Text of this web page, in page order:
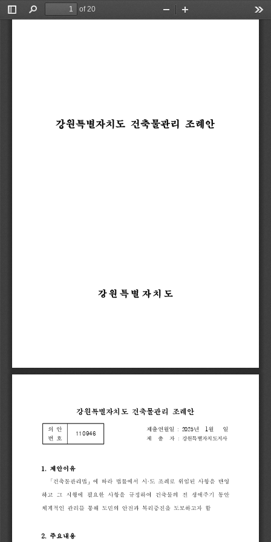
Toggle
Find
of 20
Zoom
강원특별자치도 건축물관리 조례안
강원특별자치도
강원특별자치도 건축물관리 조례안
의 안
번 호
110946
제출연월일 : 2025년 1월 일
제 출 자 : 강원특별자치도지사
1.
제안이유
「건축물관리법 」에 따라 법률에서 시·도 조례로 위임된 사항을 반영
하고 그 시행에 필요한 사항을 규정하여 건축물의 전 생애주기 동안
체계적인 관리를 통해 도민의 안전과 복리증진을 도모하고자 함
2. 주요내용